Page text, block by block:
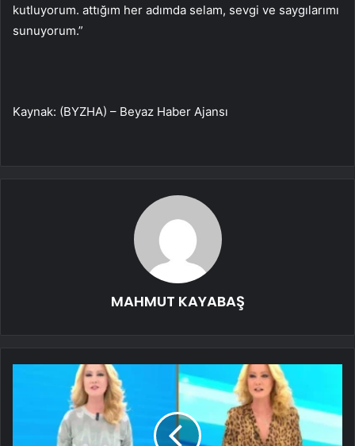
kutluyorum. attığım her adımda selam, sevgi ve saygılarımı
sunuyorum.”
Kaynak: (BYZHA) – Beyaz Haber Ajansı
MAHMUT KAYABAŞ